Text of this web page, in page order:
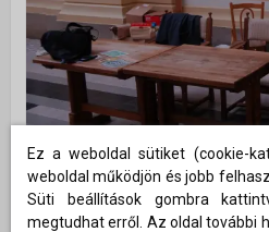
Ez a weboldal sütiket (cookie-
weboldal működjön és jobb
Süti beállítások gombra
megtudhat erről. Az oldal további